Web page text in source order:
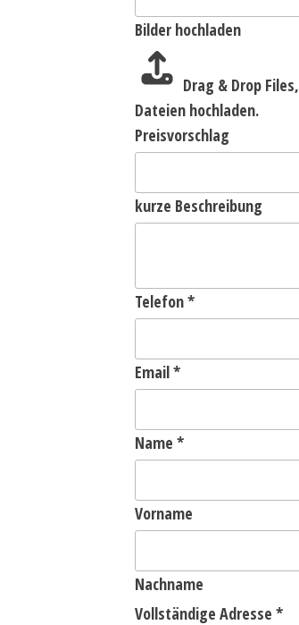
Bilder hochladen
Drag & Drop Files,
Dateien hochladen.
Preisvorschlag
kurze Beschreibung
Telefon*
Email*
Name *
Vorname
Nachname
Vollständige Adresse *